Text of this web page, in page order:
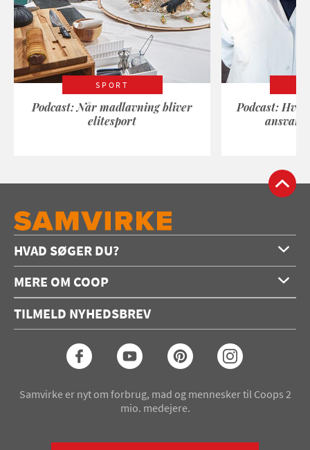
SPORT
Podcast: Når madlavning bliver
elitesport
Podcast:
HVAD SØGER DU?
Forside
Opskrifter
Konkurrencer
MERE OM COOP
Annoncering
Coop medlem
TILMELD NYHEDSBREV
Samvirke er nyt om forbrug, mad og mennesker til Coops 2
mio. medejere.